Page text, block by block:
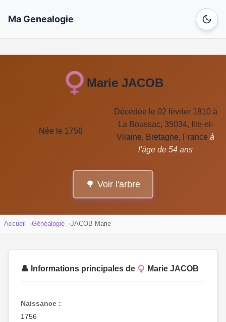
Ma Genealogie
Marie JACOB
Née le 1756
Décédée le 02 février 1810 à
La Boussac, 35034, Ille-et-
Vilaine, Bretagne, France à
l'âge de 54 ans
🌳 Voir l'arbre
Accueil Généalogie JACOB Marie
👤 Informations principales de Marie JACOB
Naissance :
1756